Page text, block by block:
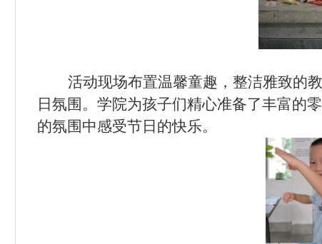
活动现场布置温馨童趣，整洁雅致的
日氛围。学院为孩子们精心准备了丰富的
的氛围中感受节日的快乐。